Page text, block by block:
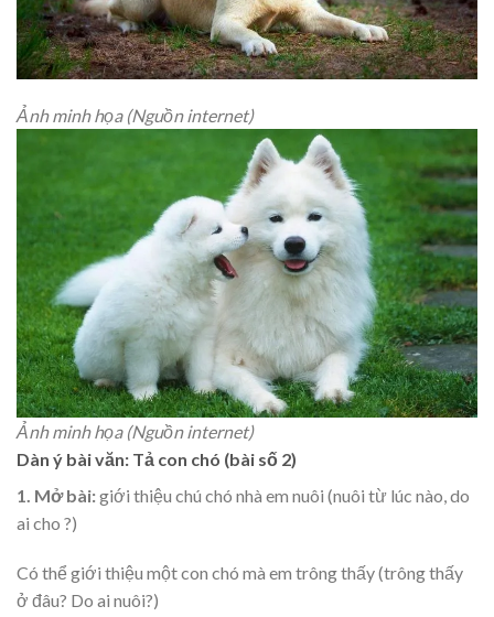
Ảnh minh họa (Nguồn internet)
Ảnh minh họa (Nguồn internet)
Dàn ý bài văn: Tả con chó (bài số 2)
1. Mở bài:giới thiệu chú chó nhà em nuôi (nuôi từ lúc nào, do
ai cho ?)
Có thể giới thiệu một con chó mà em trông thấy (trông thấy
ở đâu? Do ai nuôi?)